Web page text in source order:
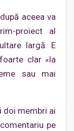
aceea va
proiect al
largă. E
clar «la
sau mai
doi membri ai
pe